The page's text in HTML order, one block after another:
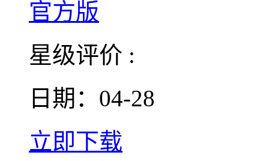
星级评价 :
日期：04-28
立即下载